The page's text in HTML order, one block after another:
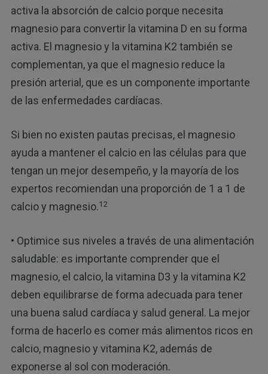
activa la absorción de calcio porque necesita
magnesio para convertir la vitamina D en su forma
activa. El magnesio y la vitamina K2 también se
complementan, ya que el magnesio reduce la
presión arterial, que es un componente importante
de las enfermedades cardíacas.
Si bien no existen pautas precisas, el magnesio
ayuda a mantener el calcio en las células para que
tengan un mejor desempeño, y la mayoría de los
expertos recomiendan una proporción de 1 a 1 de
calcio y magnesio.12
• Optimice sus niveles a través de una alimentación
saludable: es importante comprender que el
magnesio, el calcio, la vitamina D3 y la vitamina K2
deben equilibrarse de forma adecuada para tener
una buena salud cardíaca y salud general. La mejor
forma de hacerlo es comer más alimentos ricos en
calcio, magnesio y vitamina K2, además de
exponerse al sol con moderación.